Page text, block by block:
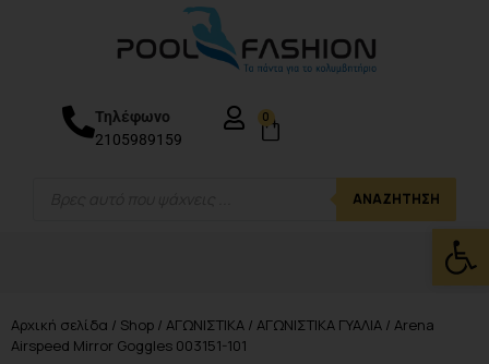
ΑΝΑΖΉΤΗΣΗ
Τηλέφωνο
2105989159
0
Αρχική σελίδα / Shop / ΑΓΩΝΙΣΤΙΚΑ / ΑΓΩΝΙΣΤΙΚΑ ΓΥΑΛΙΑ / Arena
Airspeed Mirror Goggles 003151-101